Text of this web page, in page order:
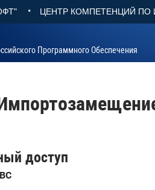
• ЦЕНТР КОМПЕТЕНЦИЙ
Программного Обеспечения
доступ